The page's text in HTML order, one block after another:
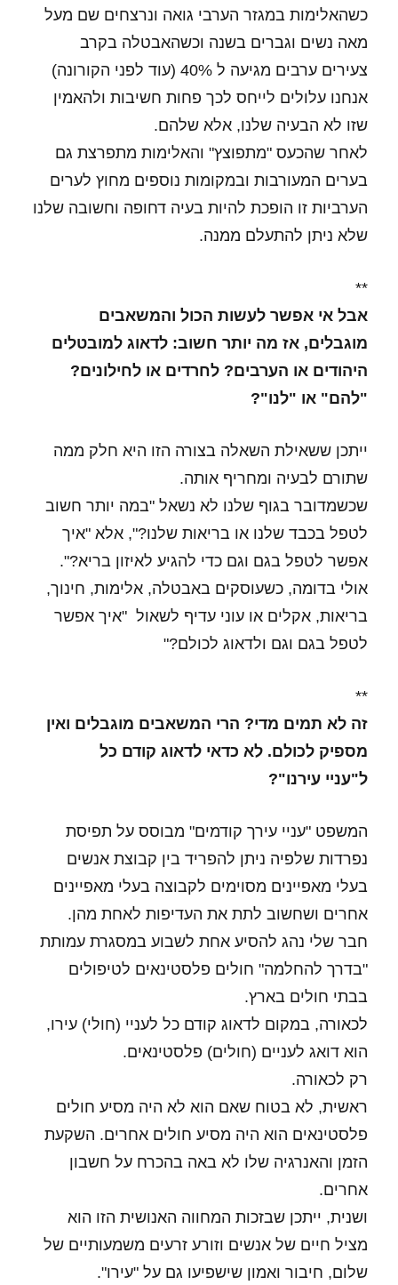
כשהאלימות במגזר הערבי גואה ונרצחים שם מעל
מאה נשים וגברים בשנה וכשהאבטלה בקרב
צעירים ערבים מגיעה ל 40% (עוד לפני הקורונה)
אנחנו עלולים לייחס לכך פחות חשיבות ולהאמין
שזו לא הבעיה שלנו, אלא שלהם.
לאחר שהכעס "מתפוצץ" והאלימות מתפרצת גם
בערים המעורבות ובמקומות נוספים מחוץ לערים
הערביות זו הופכת להיות בעיה דחופה וחשובה שלנו
שלא ניתן להתעלם ממנה.
**
אבל אי אפשר לעשות הכול והמשאבים
מוגבלים, אז מה יותר חשוב: לדאוג למובטלים
היהודים או הערבים? לחרדים או לחילונים?
"להם" או "לנו"?
ייתכן ששאילת השאלה בצורה הזו היא חלק ממה
שתורם לבעיה ומחריף אותה.
שכשמדובר בגוף שלנו לא נשאל "במה יותר חשוב
לטפל בכבד שלנו או בריאות שלנו?", אלא "איך
אפשר לטפל בגם וגם כדי להגיע לאיזון בריא?".
אולי בדומה, כשעוסקים באבטלה, אלימות, חינוך,
בריאות, אקלים או עוני עדיף לשאול "איך אפשר
לטפל בגם וגם ולדאוג לכולם?"
**
זה לא תמים מדי? הרי המשאבים מוגבלים ואין
מספיק לכולם.לא כדאי לדאוג קודם כל
ל"עניי עירנו"?
המשפט "עניי עירך קודמים" מבוסס על תפיסת
נפרדות שלפיה ניתן להפריד בין קבוצת אנשים
בעלי מאפיינים מסוימים לקבוצה בעלי מאפיינים
אחרים ושחשוב לתת את העדיפות לאחת מהן.
חבר שלי נהג להסיע אחת לשבוע במסגרת עמותת
"בדרך להחלמה" חולים פלסטינאים לטיפולים
בבתי חולים בארץ.
לכאורה, במקום לדאוג קודם כל לעניי (חולי) עירו,
הוא דואג לעניים (חולים) פלסטינאים.
רק לכאורה.
ראשית, לא בטוח שאם הוא לא היה מסיע חולים
פלסטינאים הוא היה מסיע חולים אחרים. השקעת
הזמן והאנרגיה שלו לא באה בהכרח על חשבון
אחרים.
ושנית, ייתכן שבזכות המחווה האנושית הזו הוא
מציל חיים של אנשים וזורע זרעים משמעותיים של
שלום, חיבור ואמון שישפיעו גם על "עירו".